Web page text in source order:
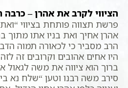
הציווי לקרב את אהרן – כרבה
פרשת תצווה פותחת בציווי
אהרן אחיך ואת בניו אתו מתוך
הרב מסביר כי לכאורה תמוה
היו אחים אהובים וקרובים זה
ברוך הוא ציווה את משה לגאול
סירב משה רבנו וטען “שלח נא